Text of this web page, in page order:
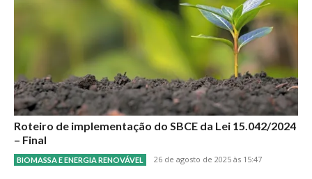
Roteiro de implementação do SBCE da Lei 15.042/2024
– Final
BIOMASSA E ENERGIA RENOVÁVEL 26 de agosto de 2025 às 15:47